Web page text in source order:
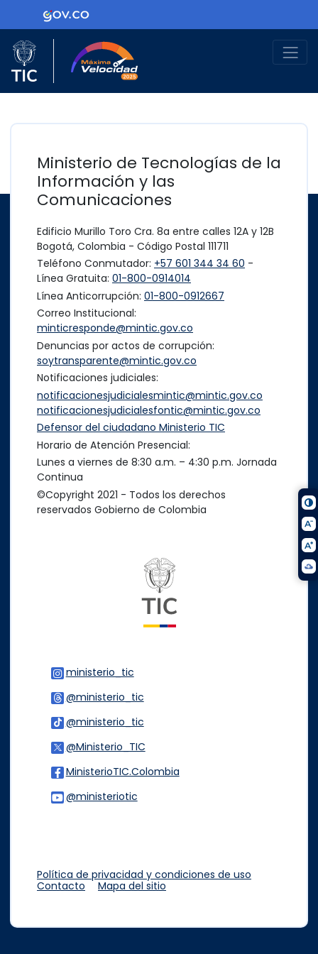
Ir al contenido principalLogo Gobierno de Colombia
Logo del Ministerio TIC
Ministerio de Tecnologías de la
Información y las
Comunicaciones
Edificio Murillo Toro Cra. 8a entre calles 12A y 12B
Bogotá, Colombia - Código Postal 111711
Teléfono Conmutador: +57 601 344 34 60 -
Línea Gratuita: 01-800-0914014
Línea Anticorrupción: 01-800-0912667
Correo Institucional:
minticresponde@mintic.gov.co
Denuncias por actos de corrupción:
soytransparente@mintic.gov.co
Notificaciones judiciales:
notificacionesjudicialesmintic@mintic.gov.co
notificacionesjudicialesfontic@mintic.gov.co
Defensor del ciudadano Ministerio TIC
Horario de Atención Presencial:
Lunes a viernes de 8:30 a.m. – 4:30 p.m. Jornada
Continua
©Copyright 2021 - Todos los derechos
reservados Gobierno de Colombia
ministerio_tic
@ministerio_tic
@ministerio_tic
@Ministerio_TIC
MinisterioTIC.Colombia
@ministeriotic
Política de privacidad y condiciones de uso
Contacto
Mapa del sitio